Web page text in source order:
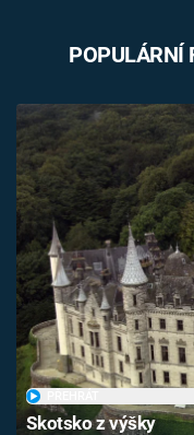
POPULÁRNÍ
Skotsko z výšky